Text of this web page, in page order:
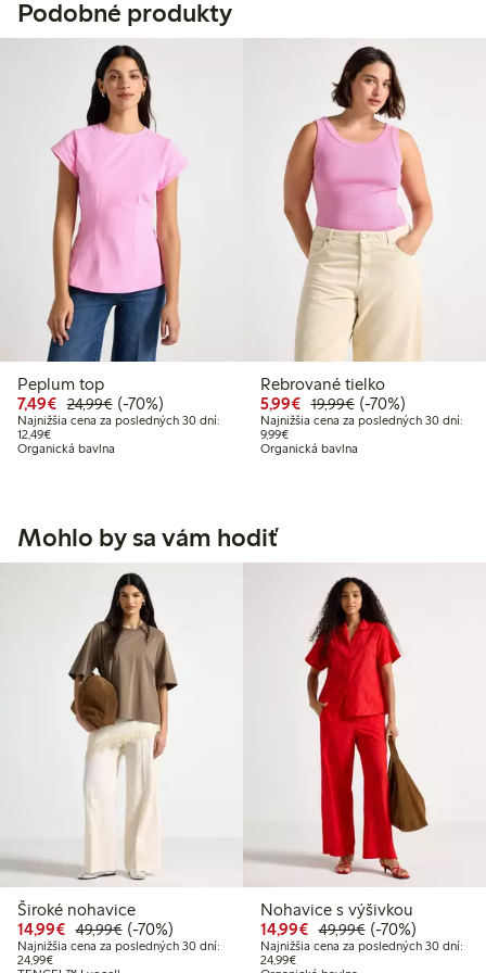
Podobné produkty
Peplum top
7,49€ Zvýhodnená cena: 7,49 €
24,99€Bežná cena: 24,99 €
70% zľava
(-70%)
Najnižšia cena za posledných 30 dní:
12,49€Najnižšia cena za posledných 30 dní: 12,49 €
Organická bavlna
Rebrované tielko
5,99€ Zvýhodnená cena:
19,99€Bežná cena:
70% zľava
(-70%)
Najnižšia cena za posledných 30 dní:
9,99€Najnižšia cena za posledných 30
Organická bavlna
Mohlo by sa vám hodiť
Široké nohavice
14,99€ Zvýhodnená cena: 14,99 €
49,99€Bežná cena: 49,99 €
70% zľava
(-70%)
Najnižšia cena za posledných 30 dní:
24,99€Najnižšia cena za posledných 30 dní: 24,99 €
Nohavice s výšivkou
14,99€ Zvýhodnená cena:
49,99€Bežná cena:
70% zľava
(-70%)
Najnižšia cena za posledných 30 dní:
24,99€Najnižšia cena za posledných 30